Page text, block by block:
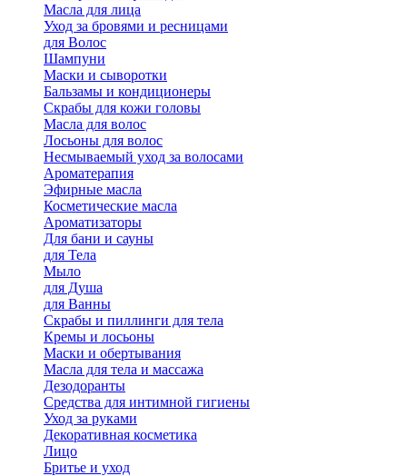
Масла для лица
Уход за бровями и ресницами
для Волос
Шампуни
Маски и сыворотки
Бальзамы и кондиционеры
Скрабы для кожи головы
Масла для волос
Лосьоны для волос
Несмываемый уход за волосами
Ароматерапия
Эфирные масла
Косметические масла
Ароматизаторы
Для бани и сауны
для Тела
Мыло
для Душа
для Ванны
Скрабы и пиллинги для тела
Кремы и лосьоны
Маски и обертывания
Масла для тела и массажа
Дезодоранты
Средства для интимной гигиены
Уход за руками
Декоративная косметика
Лицо
Бритье и уход